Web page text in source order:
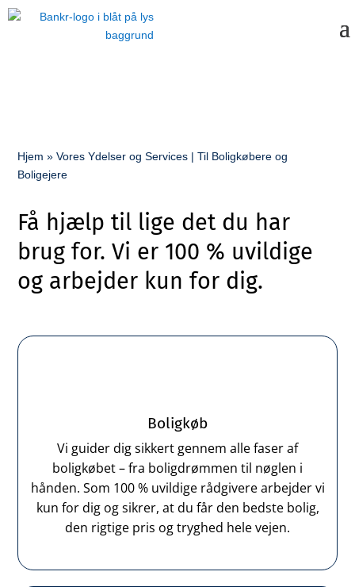
Hjem »Vores Ydelser og Services | Til Boligkøbere og
Boligejere
Få hjælp til lige det du har
brug for. Vi er 100 % uvildige
og arbejder kun for dig.
Boligkøb
Vi guider dig sikkert gennem alle faser af
boligkøbet – fra boligdrømmen til nøglen i
hånden. Som 100 % uvildige rådgivere arbejder vi
kun for dig og sikrer, at du får den bedste bolig,
den rigtige pris og tryghed hele vejen.